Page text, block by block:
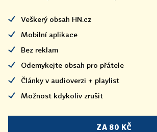
Veškerý obsah HN.cz
Mobilní aplikace
Bez reklam
Odemykejte obsah pro přátele
Články v audioverzi + playlist
Možnost kdykoliv zrušit
ZA 80 KČ